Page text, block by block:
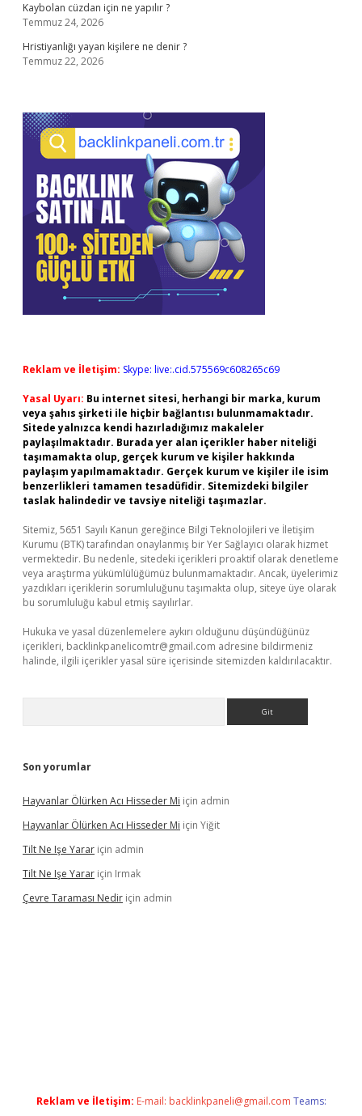
Kaybolan cüzdan için ne yapılır ?
Temmuz 24, 2026
Hristiyanlığı yayan kişilere ne denir ?
Temmuz 22, 2026
Reklam ve İletişim: Skype: live:.cid.575569c608265c69
Yasal Uyarı: Bu internet sitesi, herhangi bir marka, kurum
veya şahıs şirketi ile hiçbir bağlantısı bulunmamaktadır.
Sitede yalnızca kendi hazırladığımız makaleler
paylaşılmaktadır. Burada yer alan içerikler haber niteliği
taşımamakta olup, gerçek kurum ve kişiler hakkında
paylaşım yapılmamaktadır. Gerçek kurum ve kişiler ile isim
benzerlikleri tamamen tesadüfidir. Sitemizdeki bilgiler
taslak halindedir ve tavsiye niteliği taşımazlar.
Sitemiz, 5651 Sayılı Kanun gereğince Bilgi Teknolojileri ve İletişim
Kurumu (BTK) tarafından onaylanmış bir Yer Sağlayıcı olarak hizmet
vermektedir. Bu nedenle, sitedeki içerikleri proaktif olarak denetleme
veya araştırma yükümlülüğümüz bulunmamaktadır. Ancak, üyelerimiz
yazdıkları içeriklerin sorumluluğunu taşımakta olup, siteye üye olarak
bu sorumluluğu kabul etmiş sayılırlar.
Hukuka ve yasal düzenlemelere aykırı olduğunu düşündüğünüz
içerikleri, backlinkpanelicomtr@gmail.com adresine bildirmeniz
halinde, ilgili içerikler yasal süre içerisinde sitemizden kaldırılacaktır.
Son yorumlar
Hayvanlar Ölürken Acı Hisseder Mi için admin
Hayvanlar Ölürken Acı Hisseder Mi için Yiğit
Tilt Ne Işe Yarar için admin
Tilt Ne Işe Yarar için Irmak
Çevre Taraması Nedir için admin
Reklam ve İletişim: E-mail: backlinkpaneli@gmail.com Teams: